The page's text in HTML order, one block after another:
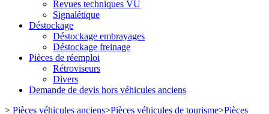
Revues techniques VU
Signalétique
Déstockage
Déstockage embrayages
Déstockage freinage
Pièces de réemploi
Rétroviseurs
Divers
Demande de devis hors véhicules anciens
> Pièces véhicules anciens>Pièces véhicules de tourisme>Pièces